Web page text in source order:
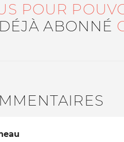
POUR
ABONNÉ